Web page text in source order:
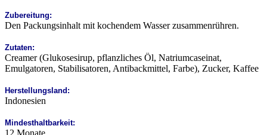
Zubereitung:
Den Packungsinhalt mit kochendem Wasser zusammenrühren.
Zutaten:
Creamer (Glukosesirup, pflanzliches Öl, Natriumcaseinat,
Emulgatoren, Stabilisatoren, Antibackmittel, Farbe), Zucker, Kaffee
Herstellungsland:
Indonesien
Mindesthaltbarkeit:
12 Monate